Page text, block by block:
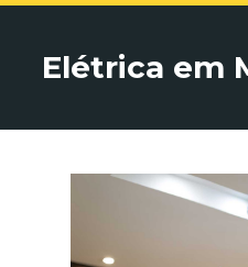
IMPERMEABILIZAÇÃO
REFORMA
Elétrica em